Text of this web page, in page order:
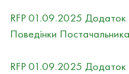
RFP 01.09.2025 Додаток
Поведінки Постачальника
RFP 01.09.2025